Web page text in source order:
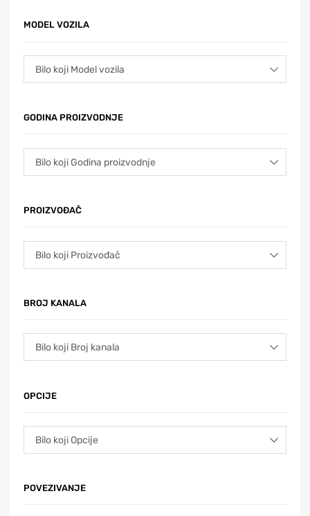
MODEL VOZILA
GODINA PROIZVODNJE
PROIZVOĐAČ
BROJ KANALA
OPCIJE
POVEZIVANJE